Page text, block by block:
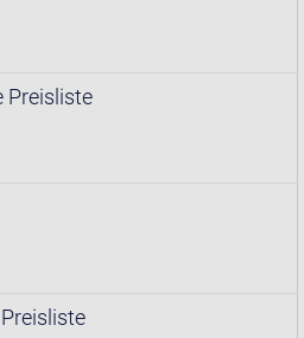
Preisliste